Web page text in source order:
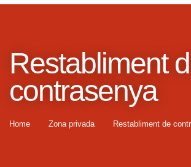
Restabliment
contrasenya
Home Zona privada Restabliment de